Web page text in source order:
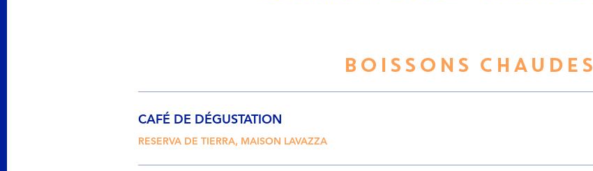
BOISSONS CHAUDES
CAFÉ DE DÉGUSTATION
RESERVA DE TIERRA, MAISON LAVAZZA